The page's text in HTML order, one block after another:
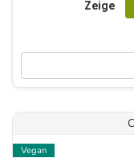
Zeige
Vegan